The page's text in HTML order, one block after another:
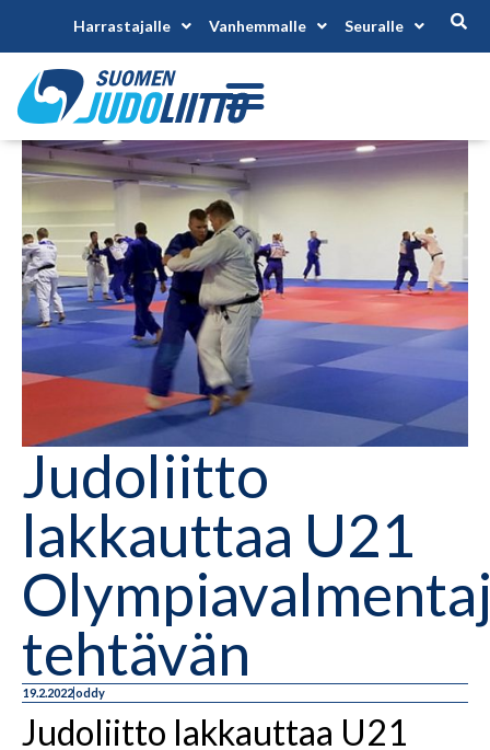
Harrastajalle Vanhemmalle Seuralle
Judoliitto
lakkauttaa U21
tehtävän
19.2.2022oddy
Judoliitto lakkauttaa U21